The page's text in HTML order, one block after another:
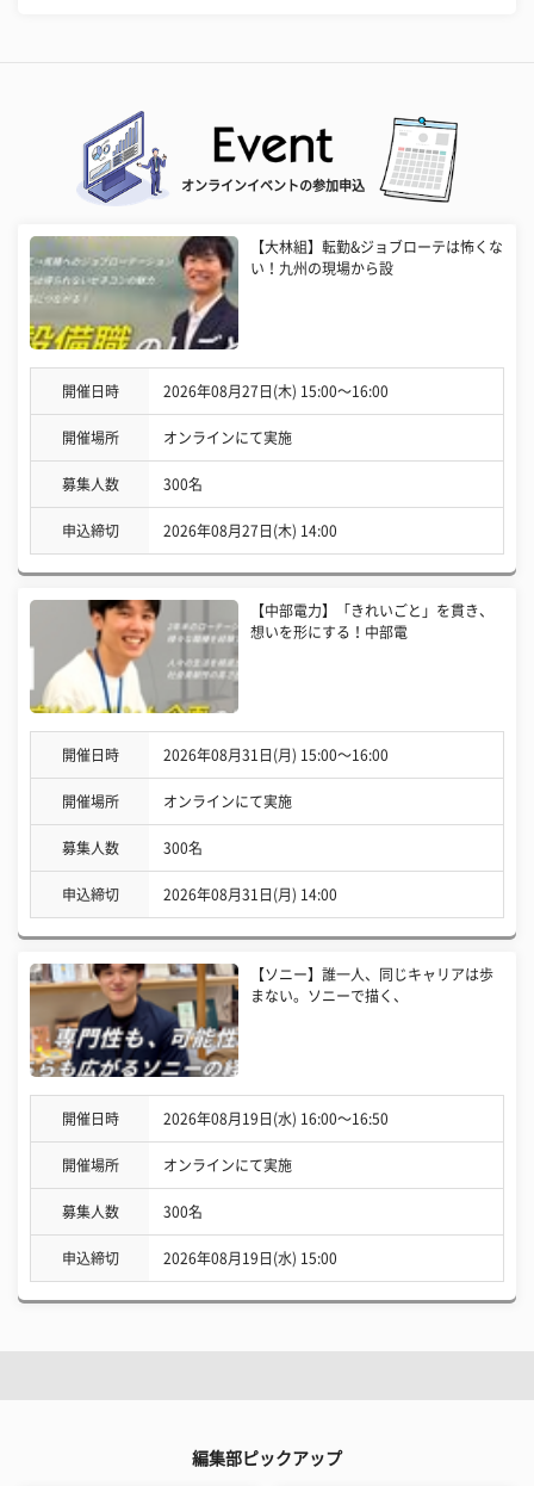
オンラインイベントの参加申込
【大林組】転勤&ジョブローテは怖くな
い！九州の現場から設
開催日時 2026年08月27日(木) 15:00〜16:00
開催場所 オンラインにて実施
募集人数 300名
申込締切 2026年08月27日(木) 14:00
【中部電力】「きれいごと」を貫き、
想いを形にする！中部電
開催日時 2026年08月31日(月) 15:00〜16:00
開催場所 オンラインにて実施
募集人数 300名
申込締切 2026年08月31日(月) 14:00
【ソニー】誰一人、同じキャリアは歩
まない。ソニーで描く、
開催日時 2026年08月19日(水) 16:00〜16:50
開催場所 オンラインにて実施
募集人数 300名
申込締切 2026年08月19日(水) 15:00
編集部ピックアップ